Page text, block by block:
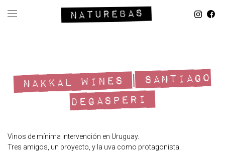
NAKKAL WINES | SANTIAGO
DEGASPERI
Vinos de mínima intervención en Uruguay.
Tres amigos, un proyecto, y la uva como protagonista.